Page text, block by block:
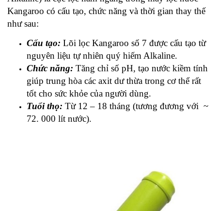
Kangaroo có cấu tạo, chức năng và thời gian thay thế
như sau:
Cấu tạo: Lõi lọc Kangaroo số 7 được cấu tạo từ
nguyên liệu tự nhiên quý hiếm Alkaline.
Chức năng: Tăng chỉ số pH, tạo nước kiềm tính
giúp trung hòa các axit dư thừa trong cơ thể rất
tốt cho sức khỏe của người dùng.
Tuổi thọ: Từ 12 – 18 tháng (tương đương với ~
72. 000 lít nước).